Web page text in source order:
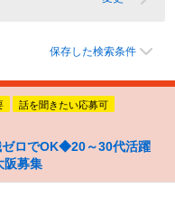
保存した検索条件
話を聞きたい応募可
ロでOK◆20～30代活躍
募集